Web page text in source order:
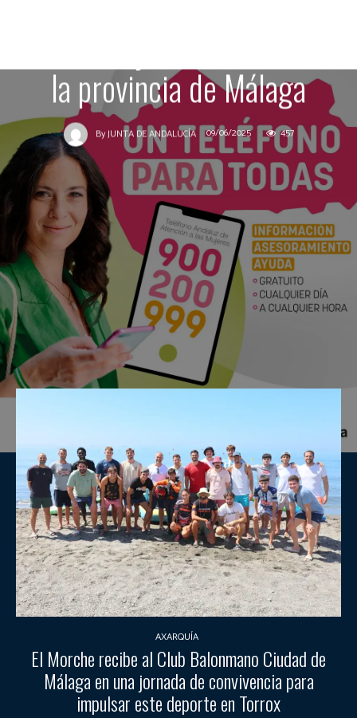
la provincia de Málaga
ByJUNTA DE ANDALUCÍA 09/06/2025 457
AXARQUÍA
El Morche recibe al Club Balonmano Ciudad de
Málaga en una jornada de convivencia para
impulsar este deporte en Torrox